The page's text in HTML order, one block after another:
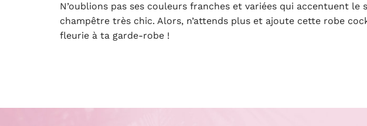
N’oublions pas ses couleurs franches et variées qui accentuent le
champêtre très chic. Alors, n’attends plus et ajoute cette robe
fleurie à ta garde-robe !